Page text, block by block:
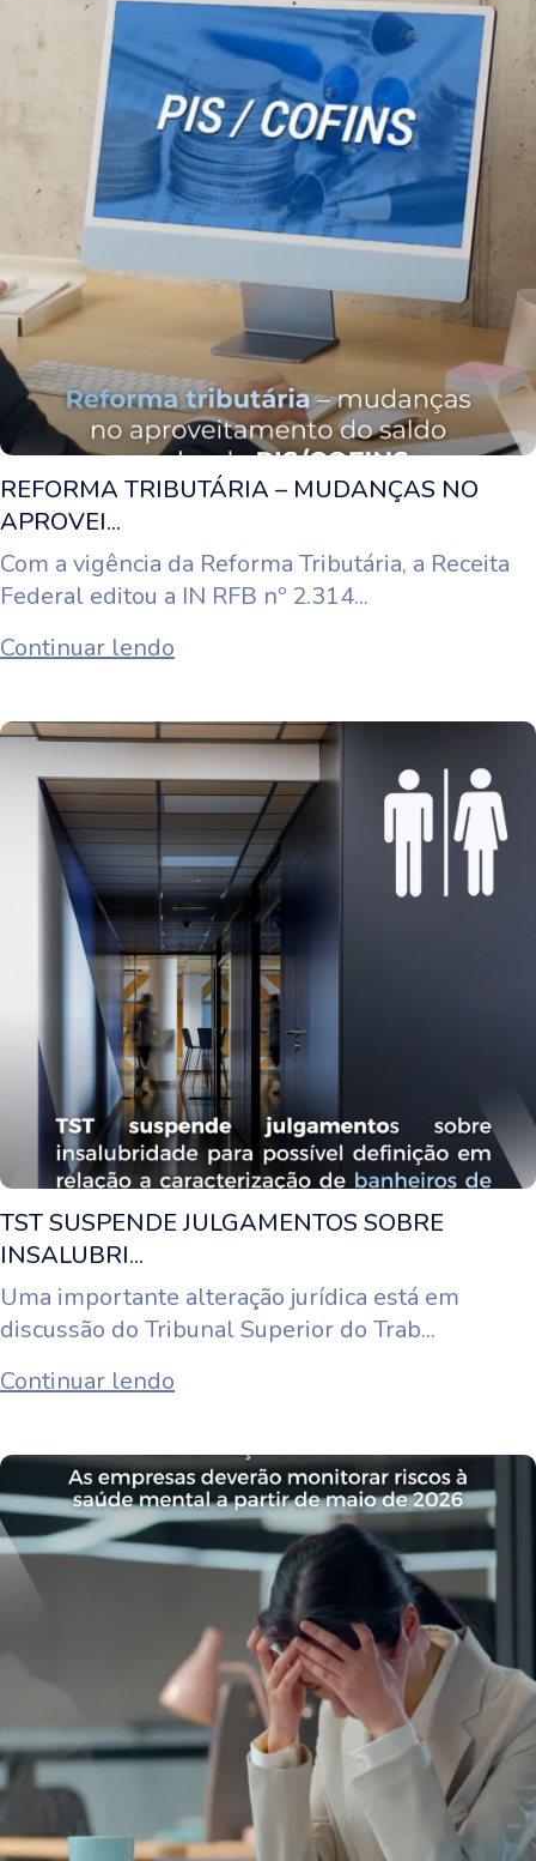
REFORMA TRIBUTÁRIA – MUDANÇAS NO
APROVEI...
Com a vigência da Reforma Tributária, a Receita
Federal editou a IN RFB nº 2.314...
Continuar lendo
TST SUSPENDE JULGAMENTOS SOBRE
INSALUBRI...
Uma importante alteração jurídica está em
discussão do Tribunal Superior do Trab...
Continuar lendo